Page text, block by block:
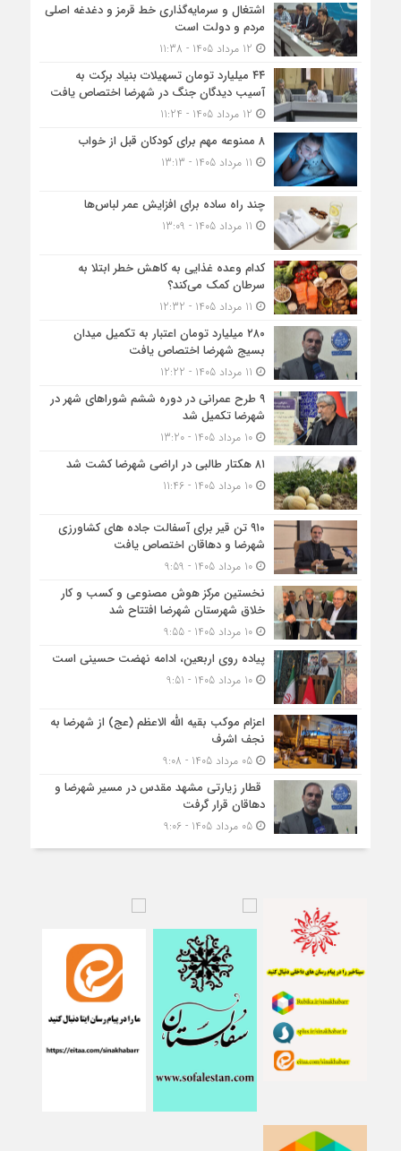
اشتغال و سرمایه‌گذاری خط قرمز و دغدغه اصلی
مردم و دولت است
۴۴ میلیارد تومان تسهیلات بنیاد برکت به
آسیب دیدگان جنگ در شهرضا اختصاص یافت
۸ ممنوعه مهم برای کودکان قبل از خواب
چند راه ساده برای افزایش عمر لباس‌ها
کدام وعده غذایی به کاهش خطر ابتلا به
سرطان کمک می‌کند؟
۲۸۰ میلیارد تومان اعتبار به تکمیل میدان
بسیج شهرضا اختصاص یافت
۹ طرح عمرانی در دوره ششم شوراهای شهر در
شهرضا تکمیل شد
10 مرداد 1405 - 13:20
۸۱ هکتار طالبی در اراضی شهرضا کشت شد
10 مرداد 1405 - 11:46
۹۱۰ تن قیر برای آسفالت جاده های کشاورزی
شهرضا و دهاقان اختصاص یافت
10 مرداد 1405 - 9:59
نخستین مرکز هوش مصنوعی و کسب‌ و کار
خلاق شهرستان شهرضا افتتاح شد
10 مرداد 1405 - 9:55
پیاده روی اربعین، ادامه نهضت حسینی است
10 مرداد 1405 - 9:51
اعزام موکب بقیه الله الاعظم (عج) از شهرضا به
نجف اشرف
05 مرداد 1405 - 9:08
قطار زیارتی مشهد مقدس در مسیر شهرضا و
دهاقان قرار گرفت
05 مرداد 1405 - 9:06